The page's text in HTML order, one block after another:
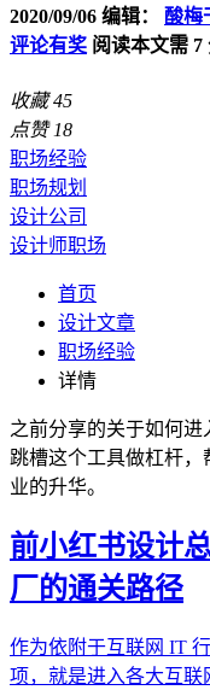
2020/09/06 编辑： 酸梅
评论有奖 阅读本文需 7
收藏 45
点赞 18
职场经验
职场规划
设计公司
设计师职场
首页
设计文章
职场经验
详情
之前分享的关于如何进
跳槽这个工具做杠杆
业的升华。
前小红书设计
厂的通关路径
作为依附于互联网 IT
项，就是进入各大互